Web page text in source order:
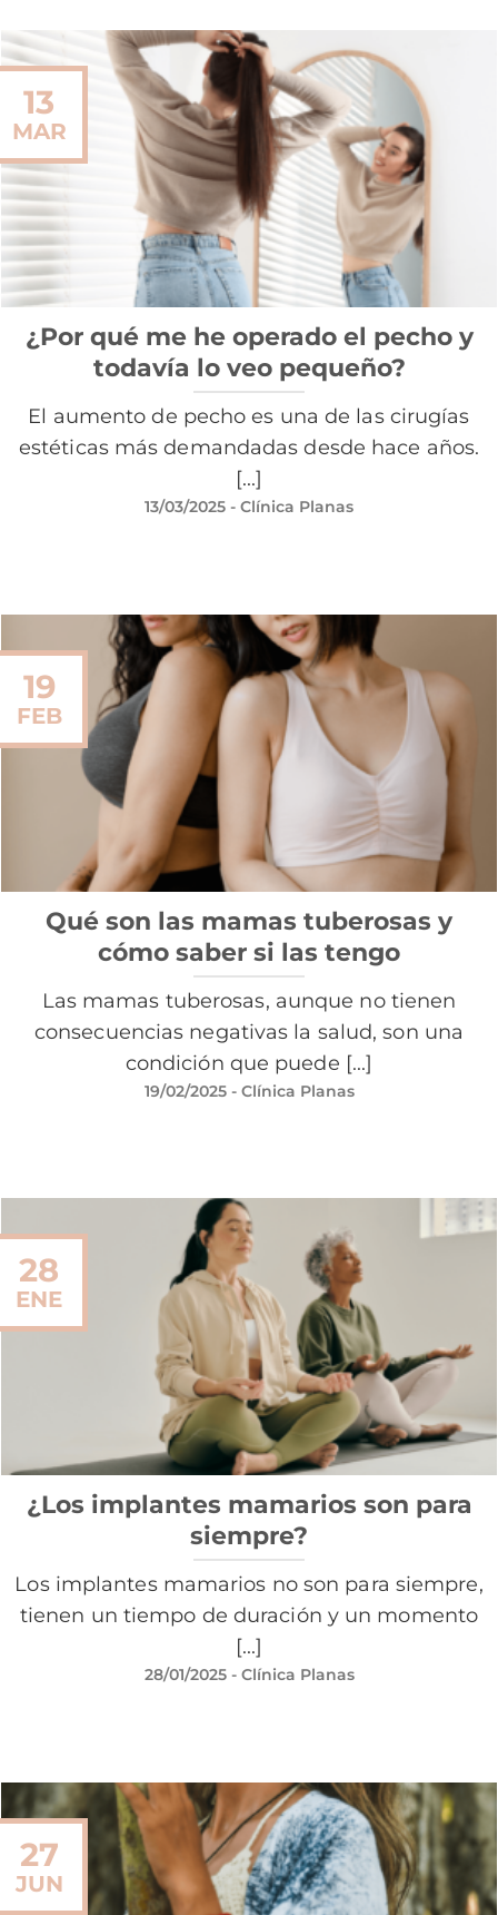
¿Por qué me he operado el pecho y
todavía lo veo pequeño?
El aumento de pecho es una de las cirugías
estéticas más demandadas desde hace años.
[...]
13/03/2025 - Clínica Planas
13
MAR
Qué son las mamas tuberosas y
cómo saber si las tengo
Las mamas tuberosas, aunque no tienen
consecuencias negativas la salud, son una
condición que puede [...]
19/02/2025- Clínica Planas
19
FEB
¿Los implantes mamarios son para
siempre?
Los implantes mamarios no son para siempre,
tienen un tiempo de duración y un momento
[...]
28/01/2025- Clínica Planas
28
ENE
27
JUN